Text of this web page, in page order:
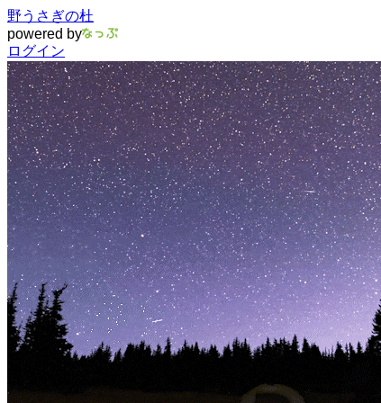
野うさぎの杜
powered by
ログイン